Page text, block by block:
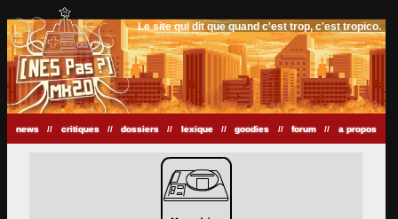
Le site qui dit que quand c'est trop, c'est tropico.
news // critiques // dossiers // lexique // goodies // forum // a propos